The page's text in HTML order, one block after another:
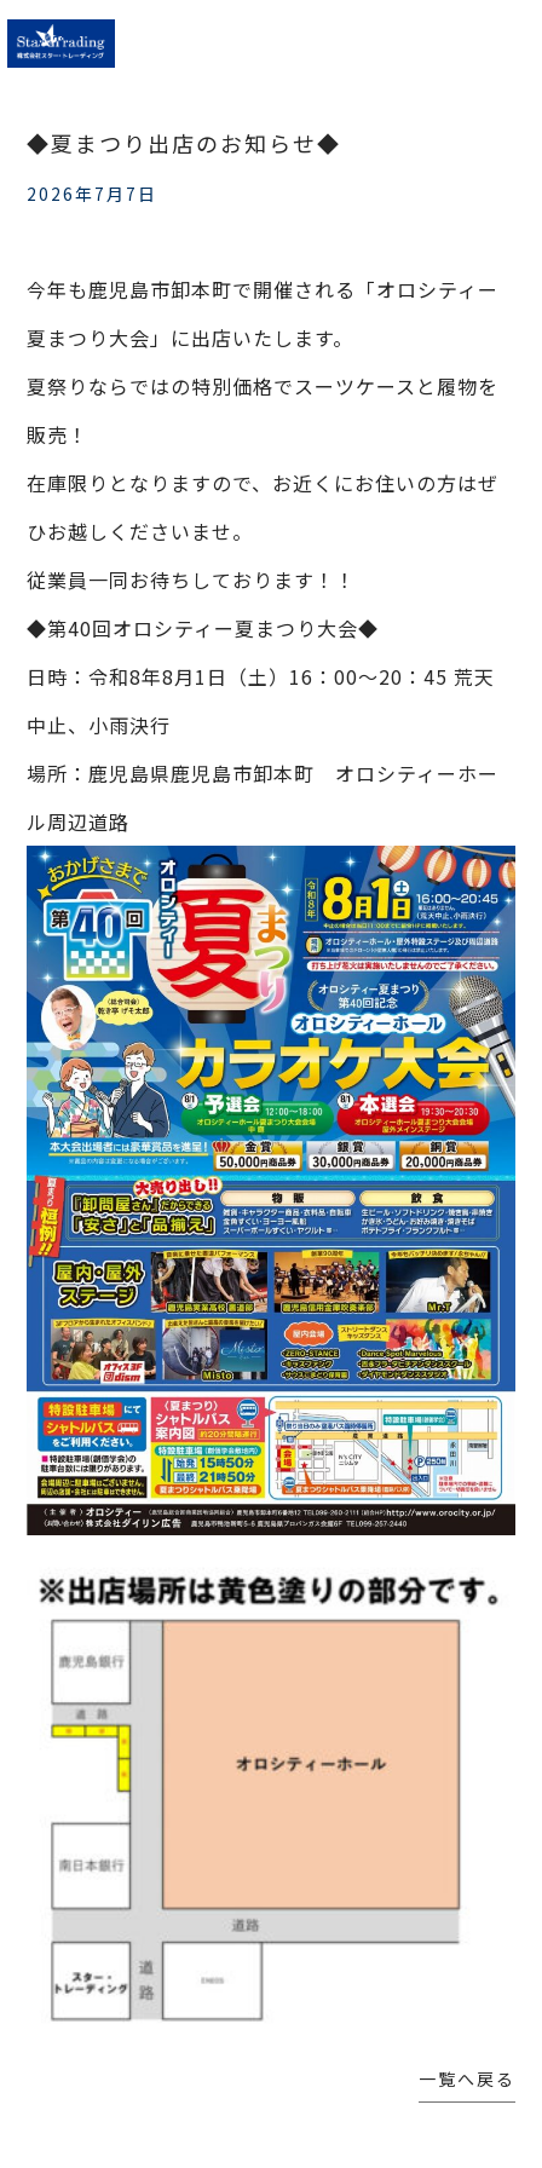
◆夏まつり出店のお知らせ◆
2026年7月7日
今年も鹿児島市卸本町で開催される「オロシティー
夏まつり大会」に出店いたします。
夏祭りならではの特別価格でスーツケースと履物を
販売！
在庫限りとなりますので、お近くにお住いの方はぜ
ひお越しくださいませ。
従業員一同お待ちしております！！
◆第40回オロシティー夏まつり大会◆
日時：令和8年8月1日（土）16：00～20：45 荒天
中止、小雨決行
場所：鹿児島県鹿児島市卸本町 オロシティーホー
ル周辺道路
一覧へ戻る
採用情報
お問い合わせ
オンラインショップ